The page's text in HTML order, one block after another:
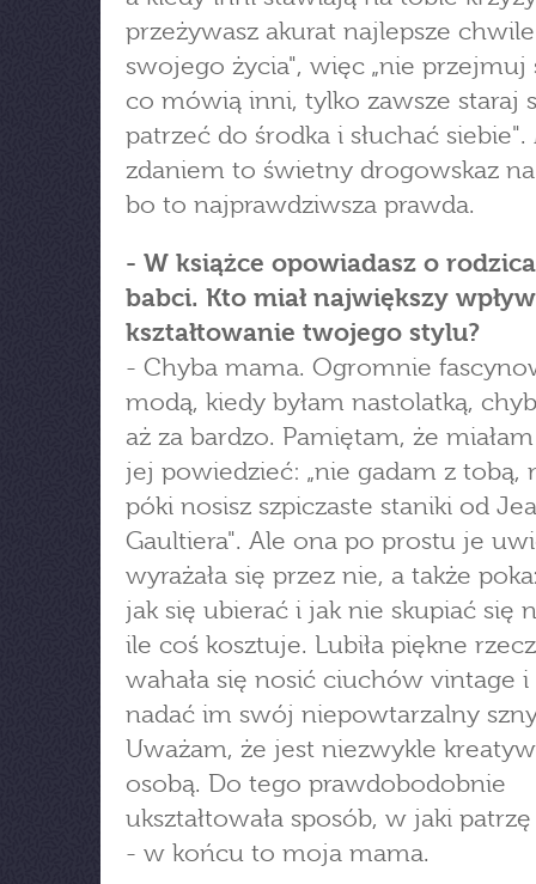
przeżywasz akurat najlepsze chwile
swojego życia", więc „nie przejmuj
co mówią inni, tylko zawsze staraj
patrzeć do środka i słuchać
zdaniem to świetny drogowskaz
bo to najprawdziwsza prawda.
- W książce opowiadasz o
babci. Kto miał największy
kształtowanie twojego stylu?
- Chyba mama. Ogromnie
modą, kiedy byłam nastolatką,
aż za bardzo. Pamiętam, że
jej powiedzieć: „nie gadam z tobą,
póki nosisz szpiczaste staniki od
Gaultiera". Ale ona po prostu je
wyrażała się przez nie, a także
jak się ubierać i jak nie skupiać się
ile coś kosztuje. Lubiła piękne
wahała się nosić ciuchów vintage i
nadać im swój niepowtarzalny
Uważam, że jest niezwykle
osobą. Do tego prawdobodobnie
ukształtowała sposób, w jaki
- w końcu to moja mama.